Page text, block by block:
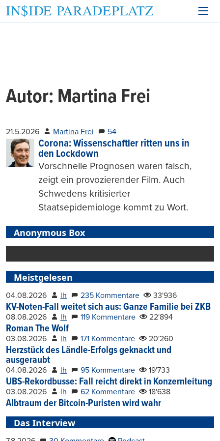
Autor: Martina Frei
21.5.2026 Martina Frei 54
Corona: Wissenschaftler ritten uns in
den Lockdown
Vorschnelle Prognosen waren falsch,
zeigt ein provozierender Film. Auch
Schwedens kritisierter
Staatsepidemiologe kommt zu Wort.
Anonymous Box
Meistgelesen
04.08.2026 lh 235 Kommentare 33'936
KV-Noten-Fall weitet sich aus: Ganze Familie bei ZKB
08.08.2026 lh 119 Kommentare 22'894
Roman The Wolf
03.08.2026 lh 171 Kommentare 20'260
Herzstück des Ländle-Erfolgs geknackt und
ausgeraubt
04.08.2026 lh 95 Kommentare 19'733
UBS-Rekordbusse: Fall reicht direkt in Konzernleitung
03.08.2026 lh 62 Kommentare 18'638
Albtraum der Bitcoin-Puristen wird wahr
Das Interview